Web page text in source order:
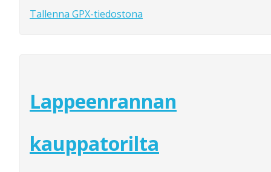
Tallenna GPX-tiedostona
Lappeenrannan
kauppatorilta